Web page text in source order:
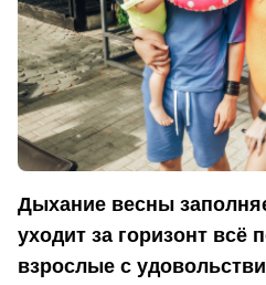
Дыхание весны
уходит за горизонт всё
взрослые с